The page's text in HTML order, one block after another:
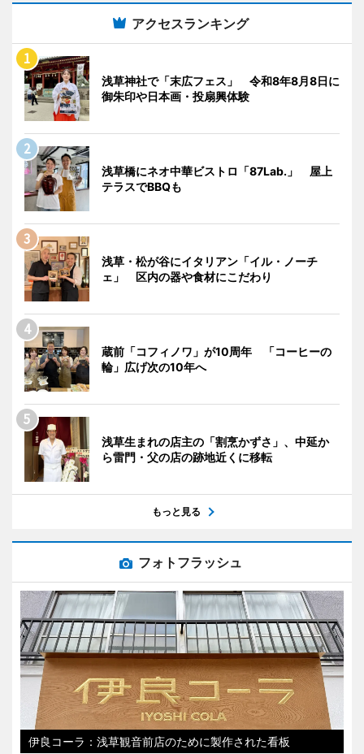
アクセスランキング
浅草神社で「末広フェス」 令和8年8月8日に
御朱印や日本画・投扇興体験
浅草橋にネオ中華ビストロ「87Lab.」 屋上
テラスでBBQも
浅草・松が谷にイタリアン「イル・ノーチ
ェ」 区内の器や食材にこだわり
蔵前「コフィノワ」が10周年 「コーヒーの
輪」広げ次の10年へ
浅草生まれの店主の「割烹かずさ」、中延か
ら雷門・父の店の跡地近くに移転
もっと見る
フォトフラッシュ
伊良コーラ：浅草観音前店のために製作された看板